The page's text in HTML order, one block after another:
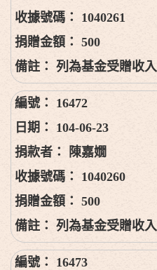
1040261
500
列為基金受贈收入
16472
104-06-23
陳嘉嫺
1040260
500
列為基金受贈收入
16473